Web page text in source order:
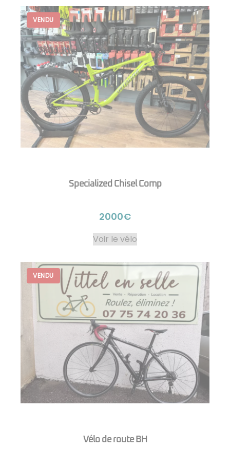
Specialized Chisel Comp
2000€
Voir le vélo
Vélo de route BH